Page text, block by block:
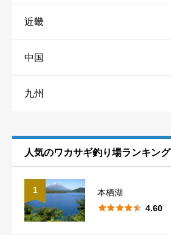
道東
秋田
岩手
青森
福島
神奈川
千葉
東京
埼玉
愛知
岐阜
静岡
長野
新潟
近畿
兵庫
奈良
中国
山口
九州
人気のワカサギ釣り場ランキング
1
本栖湖
 4.60